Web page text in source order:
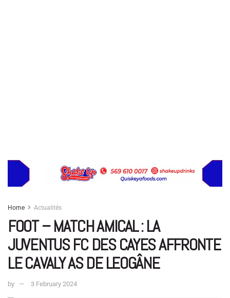
Home Actualités
FOOT – MATCH AMICAL : LA
JUVENTUS FC DES CAYES AFFRONTE
LE CAVALY AS DE LEOGÂNE
by 3 February 2024